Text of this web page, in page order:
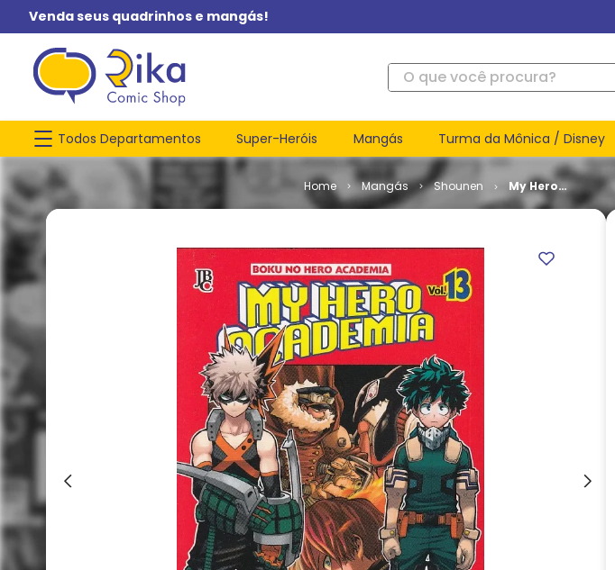
Venda seus quadrinhos e mangás!
O que você procura?
Todos Departamentos Super-Heróis Mangás Turma da Mônica / Disney
Mangás Shounen
My Hero
Academia